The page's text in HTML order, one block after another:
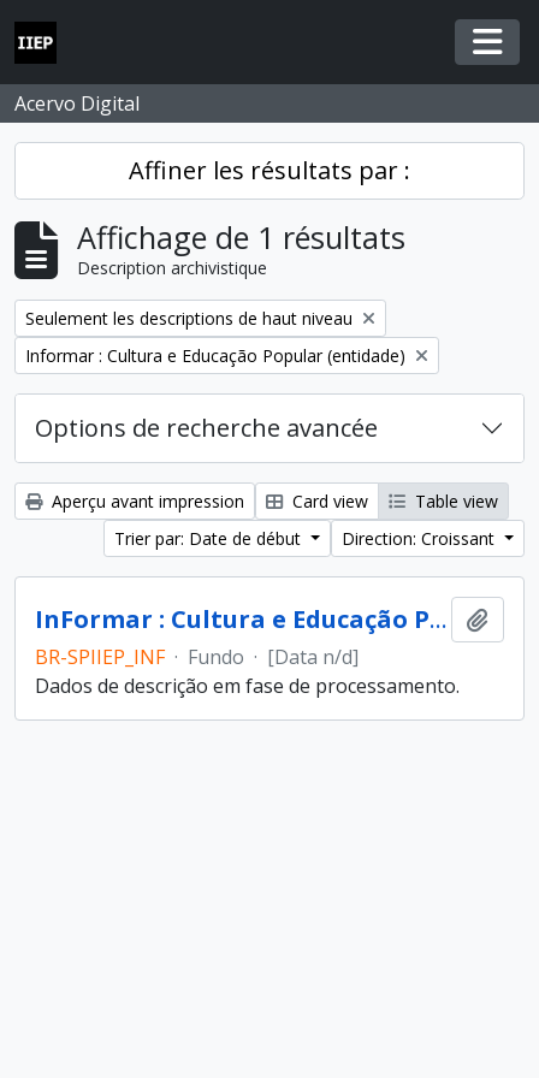
Skip to main content
Acervo Digital
Affiner les résultats par :
Affichage de 1 résultats
Description archivistique
Remove filter:
Seulement les descriptions de haut niveau
Remove filter:
Informar : Cultura e Educação Popular (entidade)
Options de recherche avancée
Aperçu avant impression Card view
Table view
Trier par: Date de début
Direction: Croissant
InFormar : Cultura e Educação Popular (entidade)
BR-SPIIEP_INF · Fundo · [Data n/d]
Dados de descrição em fase de processamento.